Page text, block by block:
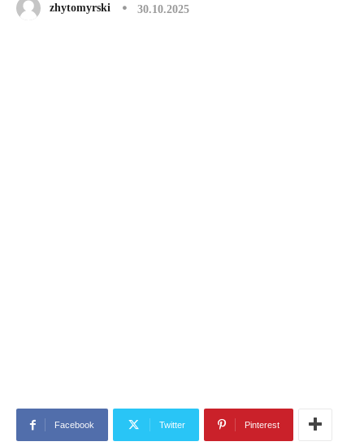
zhytomyrski 30.10.2025
Facebook Twitter Pinterest